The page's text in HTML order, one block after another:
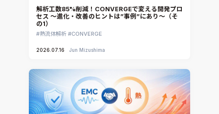
解析工数85%削減！CONVERGEで変える開発プロ
セス ～進化・改善のヒントは”事例”にあり～（そ
の1）
熱流体解析 CONVERGE
2026.07.16 Jun Mizushima